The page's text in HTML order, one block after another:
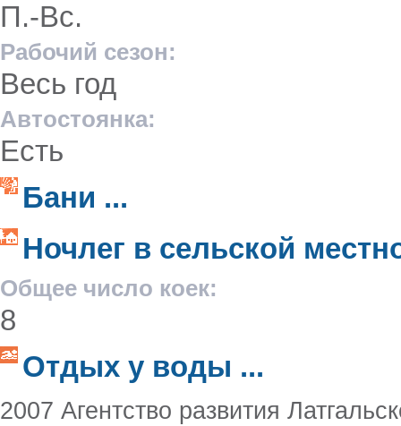
П.-Вс.
Рабочий сезон:
Весь год
Автостоянка:
Есть
Бани ...
Ночлег в сельской
Общее число коек:
8
Oтдых у воды ...
2007 Агентство развития